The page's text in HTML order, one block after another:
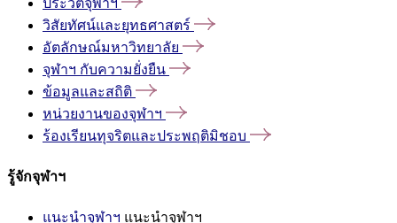
วิสัยทัศน์และยุทธศาสตร์
อัตลักษณ์มหาวิทยาลัย
จุฬาฯ กับความยั่งยืน
ข้อมูลและสถิติ
หน่วยงานของจุฬาฯ
ร้องเรียนทุจริตและประพฤติมิชอบ
รู้จักจุฬาฯ
แนะนำจุฬาฯ แนะนำจุฬาฯ